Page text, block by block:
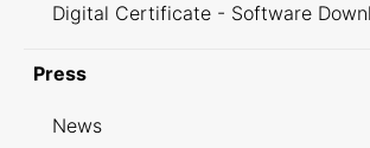
Digital Certificate - Software
Press
News